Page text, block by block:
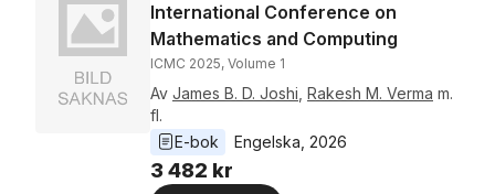
International Conference on
Mathematics and Computing
ICMC 2025, Volume 1
Av James B. D. Joshi Rakesh M. Verma m.
fl.
E-bok
Engelska 2026
3 482 kr